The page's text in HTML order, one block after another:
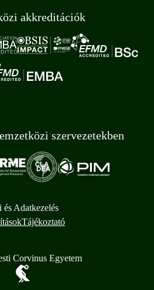
akkreditációk
szervezetekben
és Adatkezelés
Tájékoztató
Corvinus Egyetem